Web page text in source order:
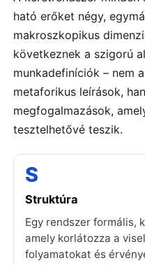
ható erőket négy,
makroszkopikus
következnek a szigorú
munkadefiníciók – nem
metaforikus leírások,
megfogalmazások,
tesztelhetővé teszik.
S
Struktúra
Egy rendszer formális,
amely korlátozza a
folyamatokat és